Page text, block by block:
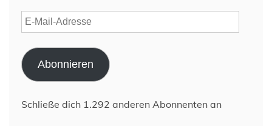
E-
Mail-
Adresse
Abonnieren
Schließe dich 1.292 anderen Abonnenten an